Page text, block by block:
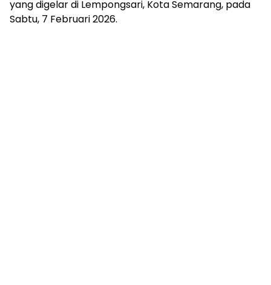
yang digelar di Lempongsari, Kota Semarang, pada
Sabtu, 7 Februari 2026.